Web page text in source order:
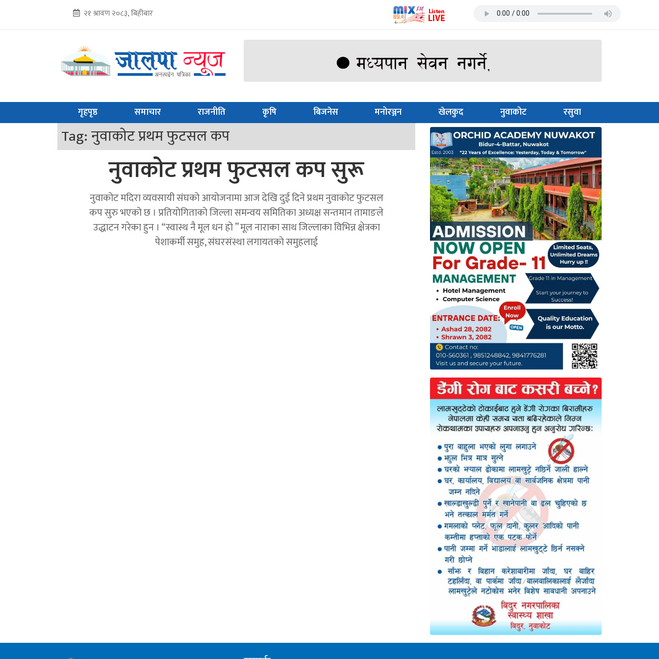
२१ श्रावण २०८३, बिहीबार
गृहपृष्ठ समाचार राजनीति कृषि बिजनेस मनोरञ्जन खेलकुद नुवाकोट रसुवा
Tag:नुवाकाेट प्रथम फुटसल कप
नुवाकाेट प्रथम फुटसल कप सुरू
नुवाकोट मदिरा व्यवसायी संघको आयोजनामा आज देखि दुई दिने प्रथम नुवाकोट फुटसल
कप सुरु भएको छ । प्रतियोगिताको जिल्ला समन्वय समितिका अध्यक्ष सन्तमान तामाङले
उद्धाटन गरेका हुन । “स्वास्थ नै मूल धन हो ” मूल नाराका साथ जिल्लाका विभिन्न क्षेत्रका
पेशाकर्मी समुह, संघरसंस्था लगायतको समुहलाई